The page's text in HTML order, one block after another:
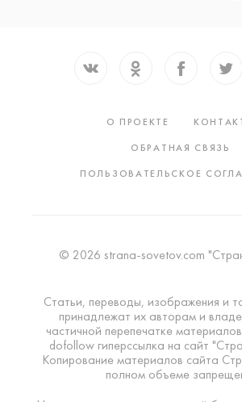
О ПРОЕКТЕ
ОБРАТНАЯ СВЯЗЬ
ПОЛЬЗОВАТЕЛЬСКОЕ
© 2026 strana-sovetov.com
Статьи, переводы, изображения и
принадлежат их авторам и
частичной перепечатке
dofollow гиперссылка на сайт
Копирование материалов сайта
полном объеме